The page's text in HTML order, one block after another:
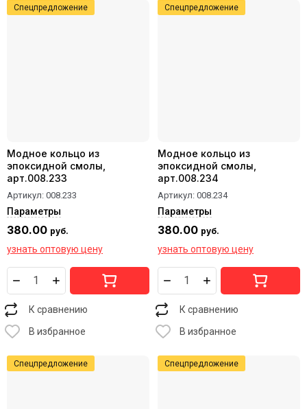
Спецпредложение
Модное кольцо из
эпоксидной смолы,
арт.008.233
Артикул: 008.233
Параметры
380.00 руб.
узнать оптовую цену
К сравнению
В избранное
Спецпредложение
Модное кольцо из
эпоксидной смолы,
арт.008.234
Артикул: 008.234
Параметры
380.00 руб.
узнать оптовую цену
К сравнению
В избранное
Спецпредложение Спецпредложение